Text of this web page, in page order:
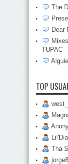
The
Dear
TUPAC
TOP
Tha